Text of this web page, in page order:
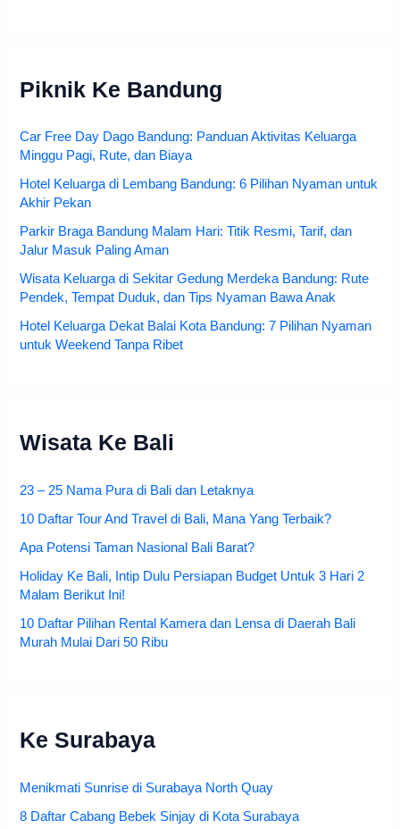
Piknik Ke Bandung
Car Free Day Dago Bandung: Panduan Aktivitas Keluarga
Minggu Pagi, Rute, dan Biaya
Hotel Keluarga di Lembang Bandung: 6 Pilihan Nyaman untuk
Akhir Pekan
Parkir Braga Bandung Malam Hari: Titik Resmi, Tarif, dan
Jalur Masuk Paling Aman
Wisata Keluarga di Sekitar Gedung Merdeka Bandung: Rute
Pendek, Tempat Duduk, dan Tips Nyaman Bawa Anak
Hotel Keluarga Dekat Balai Kota Bandung: 7 Pilihan Nyaman
untuk Weekend Tanpa Ribet
Wisata Ke Bali
23 – 25 Nama Pura di Bali dan Letaknya
10 Daftar Tour And Travel di Bali, Mana Yang Terbaik?
Apa Potensi Taman Nasional Bali Barat?
Holiday Ke Bali, Intip Dulu Persiapan Budget Untuk 3 Hari 2
Malam Berikut Ini!
10 Daftar Pilihan Rental Kamera dan Lensa di Daerah Bali
Murah Mulai Dari 50 Ribu
Ke Surabaya
Menikmati Sunrise di Surabaya North Quay
8 Daftar Cabang Bebek Sinjay di Kota Surabaya